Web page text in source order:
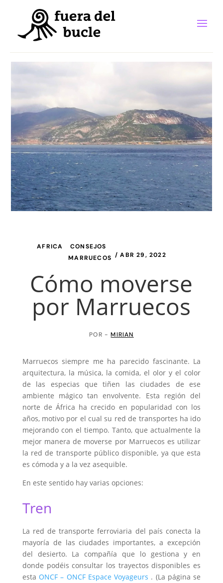
AFRICA CONSEJOS
MARRUECOS / ABR 29, 2022
Cómo moverse
por Marruecos
POR -MIRIAN
Marruecos siempre me ha parecido fascinante. La
arquitectura, la música, la comida, el olor y el color
de las especias que tiñen las ciudades de ese
ambiente mágico tan envolvente. Esta región del
norte de África ha crecido en popularidad con los
años, motivo por el cual su red de transportes ha ido
mejorando con el tiempo. Tanto, que actualmente la
mejor manera de moverse por Marruecos es utilizar
la red de transporte público disponible, ya que esta
es cómoda y a la vez asequible.
En este sentido hay varias opciones:
Tren
La red de transporte ferroviaria del país conecta la
mayoría de las ciudades importantes, a excepción
del desierto. La compañía que lo gestiona y en
donde podéis consultar los trayectos disponibles es
esta ONCF – ONCF Espace Voyageurs . (La página se